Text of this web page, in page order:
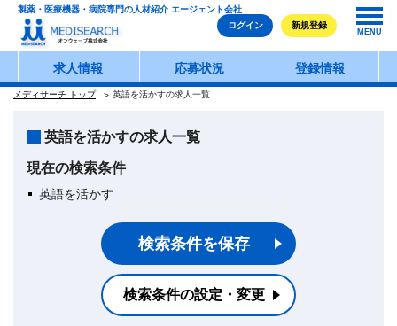
製薬・医療機器・病院専門の人材紹介 エージェント会社
ログイン
新規登録
MENU
求人情報 応募状況 登録情報
メディサーチ トップ 英語を活かすの求人一覧
英語を活かすの求人一覧
現在の検索条件
英語を活かす
検索条件を保存
検索条件の設定・変更